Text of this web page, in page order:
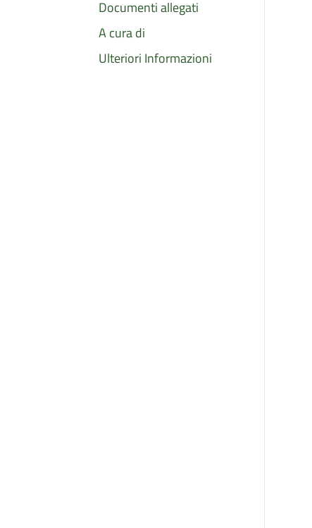
Documenti allegati
A cura di
Ulteriori Informazioni